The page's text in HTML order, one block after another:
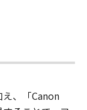
、「Canon